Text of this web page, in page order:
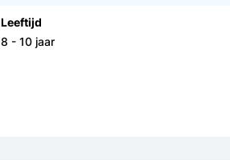
Leeftijd
8 - 10 jaar